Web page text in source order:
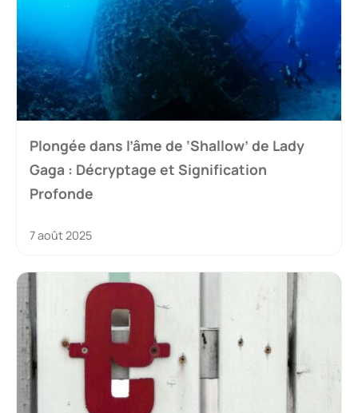
Plongée dans l’âme de ‘Shallow’ de Lady
Gaga : Décryptage et Signification
Profonde
7 août 2025